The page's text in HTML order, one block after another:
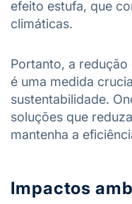
efeito estufa, que
climáticas.
Portanto, a redução
é uma medida
sustentabilidade.
soluções que
mantenha a
Impactos